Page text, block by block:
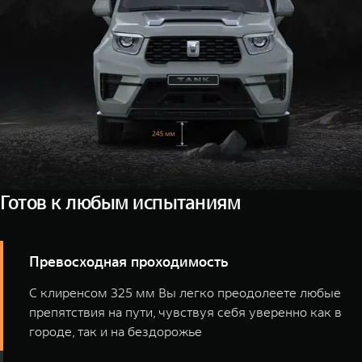
внедорожника
Готов к любым испытаниям
Превосходная проходимость
С клиренсом 325 мм Вы легко преодолеете любые
препятствия на пути, чувствуя себя уверенно как в
городе, так и на бездорожье